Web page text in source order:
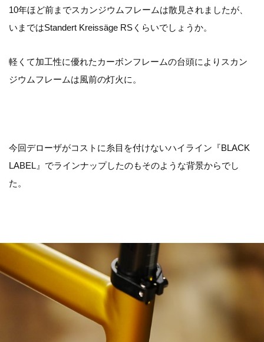
10年ほど前までスカンジウムフレームは散見されましたが、
いまではStandert Kreissäge RSくらいでしょうか。
軽くて加工性に優れたカーボンフレームの台頭によりスカン
ジウムフレームは風前の灯火に。
今回デローザがコストに糸目を付けないハイライン『BLACK
LABEL』でラインナップしたのもそのような背景からでし
た。